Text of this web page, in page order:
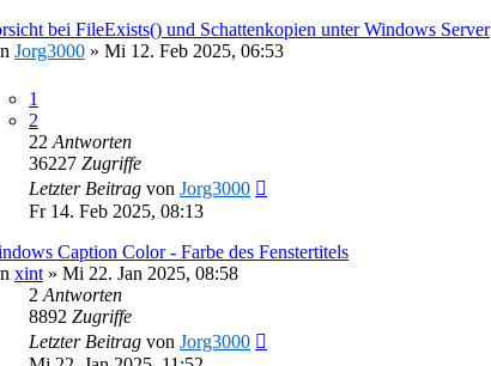
bei FileExists() und Schattenkopien unter Windows Server
Jorg3000 » Mi 12. Feb 2025, 06:53
1
2
22 Antworten
36227 Zugriffe
Letzter Beitrag von Jorg3000
Fr 14. Feb 2025, 08:13
Caption Color - Farbe des Fenstertitels
xint » Mi 22. Jan 2025, 08:58
2 Antworten
8892 Zugriffe
Letzter Beitrag von Jorg3000